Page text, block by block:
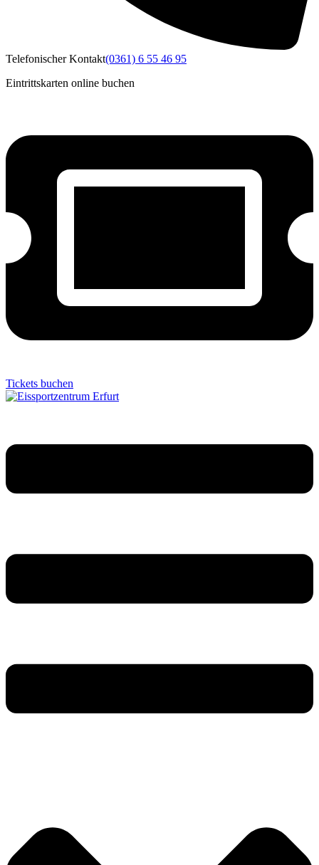
Telefonischer Kontakt(0361) 6 55 46 95
Eintrittskarten online buchen
Tickets buchen